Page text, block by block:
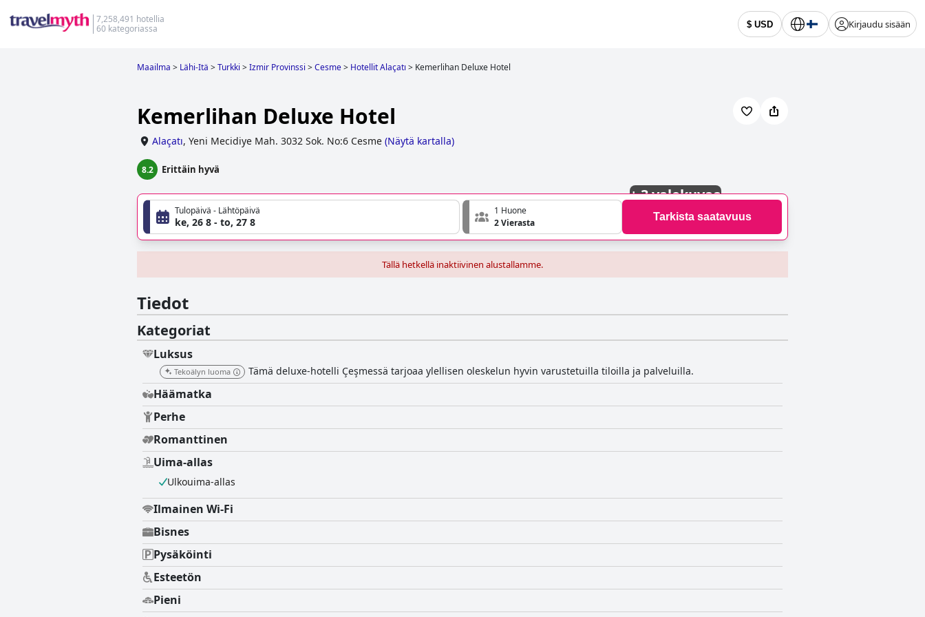
7,258,491 hotellia
60 kategoriassa
$ USD Kirjaudu sisään
Maailma > Lähi-Itä >Turkki >Izmir Provinssi >Cesme> Hotellit Alaçatı > Kemerlihan Deluxe Hotel
Kemerlihan Deluxe Hotel
Alaçatı, Yeni Mecidiye Mah. 3032 Sok. No:6 Cesme (Näytä kartalla)
8.2 Erittäin hyvä
+3 valokuvaa
Tulopäivä - Lähtöpäivä
ke, 26 8 - to, 27 8
1 Huone
2 Vierasta
Tarkista saatavuus
Tällä hetkellä inaktiivinen alustallamme.
Tiedot
Kategoriat
Luksus
Tekoälyn luoma Tämä deluxe-hotelli Çeşmessä tarjoaa ylellisen oleskelun hyvin varustetuilla tiloilla ja palveluilla.
Häämatka
Perhe
Romanttinen
Uima-allas
Ulkouima-allas
Ilmainen Wi-Fi
Bisnes
Pysäköinti
Esteetön
Pieni